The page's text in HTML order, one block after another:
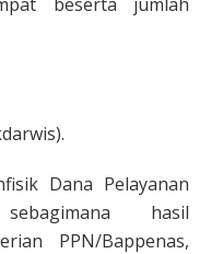
Dana Pelayanan
hasil
PPN/Bappenas,